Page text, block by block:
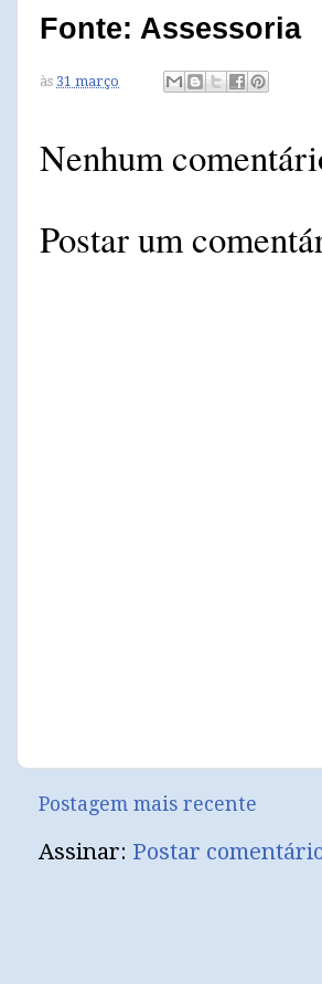
Fonte: Assessoria
às 31 março
Nenhum
Postar um
Postagem mais recente
Assinar: Postar